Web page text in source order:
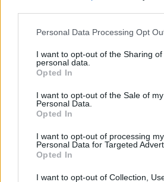
Please note that this website/app
not limited to your visit or usage
grant or deny consent to Google and
use your data for below specified
consent section.
Personal Data Processing Opt
I want to opt-out of the Sharing of
personal data.
Opted In
I want to opt-out of the Sale of my
Personal Data.
Opted In
I want to opt-out of processing my
Personal Data for Targeted
Opted In
I want to opt-out of Collection,
Insulti a Falcone e
Borsellino: la Rai si
ARTICOLI CORRELATI